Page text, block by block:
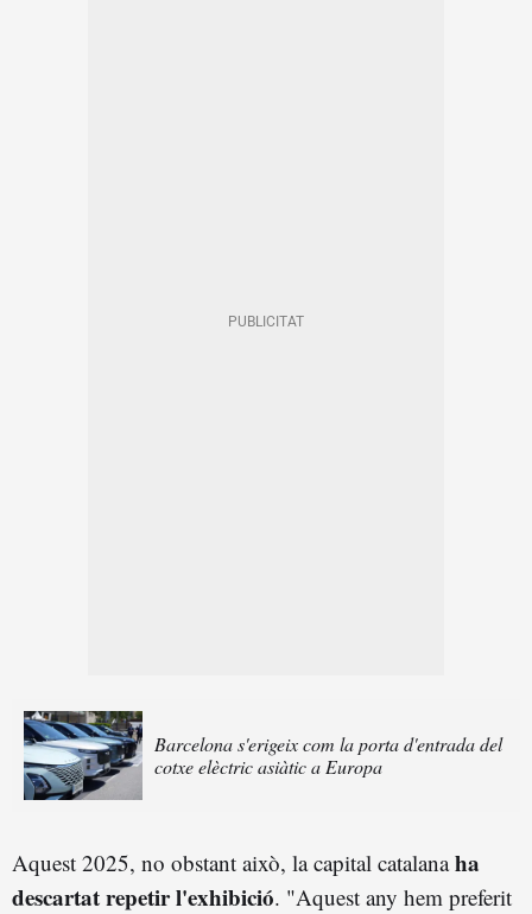
Barcelona s'erigeix com la porta d'entrada del
cotxe elèctric asiàtic a Europa
Aquest 2025, no obstant això, la capital catalanaha
descartat repetir l'exhibició. "Aquest any hem preferit